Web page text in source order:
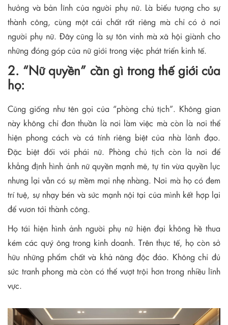
hưởng và bản lĩnh của người phụ nữ. Là biểu tượng cho sự
thành công, cùng một cái chất rất riêng mà chỉ có ở nơi
người phụ nữ. Đây cũng là sự tôn vinh mà xã hội giành cho
những đóng góp của nữ giới trong việc phát triển kinh tế.
2. “Nữ quyền” cần gì trong thế giới của
họ:
Cũng giống như tên gọi của “phòng chủ tịch”. Không gian
này không chỉ đơn thuần là nơi làm việc mà còn là nơi thể
hiện phong cách và cá tính riêng biệt của nhà lãnh đạo.
Đặc biệt đối với phái nữ. Phòng chủ tịch còn là nơi để
khẳng định hình ảnh nữ quyền mạnh mẽ, tự tin vừa quyền lực
nhưng lại vẫn có sự mềm mại nhẹ nhàng. Nơi mà họ có đem
trí tuệ, sự nhạy bén và sức mạnh nội tại của mình kết hợp lại
để vươn tới thành công.
Họ tái hiện hình ảnh người phụ nữ hiện đại không hề thua
kém các quý ông trong kinh doanh. Trên thực tế, họ còn sở
hữu những phẩm chất và khả năng độc đáo. Không chỉ đủ
sức tranh phong mà còn có thể vượt trội hơn trong nhiều lĩnh
vực.